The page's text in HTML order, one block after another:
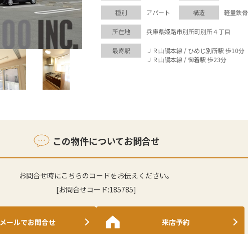
種別 アパート 構造 軽量鉄骨
所在地 兵庫県姫路市別所町別所４丁目
最寄駅
ＪＲ山陽本線 / ひめじ別所駅 歩10分
ＪＲ山陽本線 / 御着駅 歩23分
この物件についてお問合せ
お問合せ時にこちらのコードをお伝えください。
[お問合せコード:185785]
メールでお問合せ 来店予約